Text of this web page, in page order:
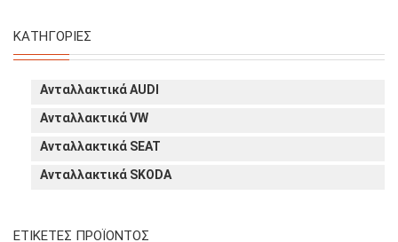
ΚΑΤΗΓΟΡΊΕΣ
Ανταλλακτικά AUDI
Ανταλλακτικά VW
Ανταλλακτικά SEAT
Ανταλλακτικά SKODA
ΕΤΙΚΈΤΕΣ ΠΡΟΪΌΝΤΟΣ